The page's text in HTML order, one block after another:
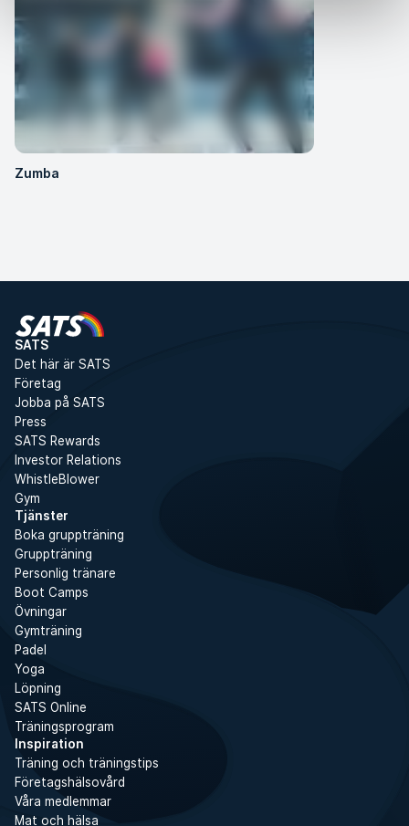
Zumba
SATS
Det här är SATS
Företag
Jobba på SATS
Press
SATS Rewards
Investor Relations
WhistleBlower
Gym
Tjänster
Boka gruppträning
Gruppträning
Personlig tränare
Boot Camps
Övningar
Gymträning
Padel
Yoga
Löpning
SATS Online
Träningsprogram
Inspiration
Träning och träningstips
Företagshälsovård
Våra medlemmar
Mat och hälsa